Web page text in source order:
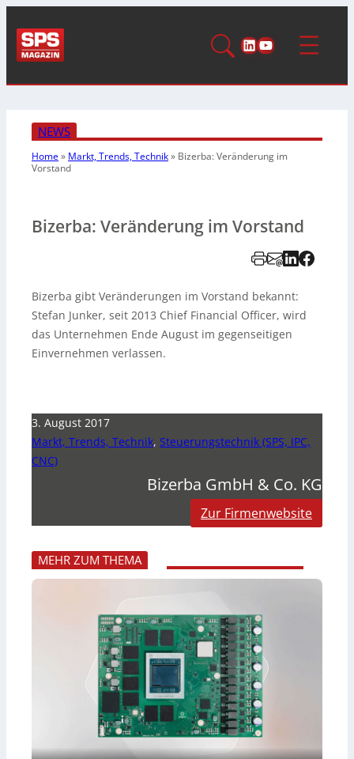
LinkedIn
YouTube
NEWS
Home» Markt, Trends, Technik» Bizerba: Veränderung im
Vorstand
Bizerba: Veränderung im Vorstand
Bizerba gibt Veränderungen im Vorstand bekannt:
Stefan Junker, seit 2013 Chief Financial Officer, wird
das Unternehmen Ende August im gegenseitigen
Einvernehmen verlassen.
3. August 2017
Markt, Trends, Technik, Steuerungstechnik (SPS, IPC,
CNC)
Bizerba GmbH & Co. KG
Zur Firmenwebsite
MEHR ZUM THEMA